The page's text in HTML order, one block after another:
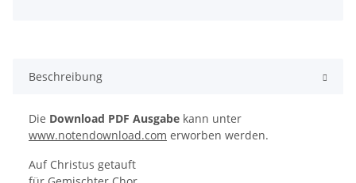
Beschreibung
Die Download PDF Ausgabe kann unter
www.notendownload.com erworben werden.
Auf Christus getauft